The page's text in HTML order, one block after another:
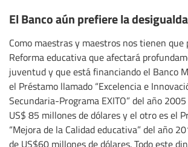
El Banco aún prefiere la
Como maestras y maestros nos tienen que
Reforma educativa que afectará
juventud y que está financiando el Banco
el Préstamo llamado “Excelencia e
Secundaria-Programa EXITO” del año
US$ 85 millones de dólares y el otro es el
“Mejora de la Calidad educativa” del año
de US$60 millones de dólares. Todo este